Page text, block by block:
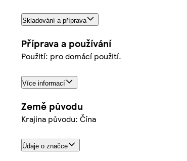
Skladování a příprava
Příprava a používání
Použití: pro domácí použití.
Více informací
Země původu
Krajina původu: Čína
Údaje o značce